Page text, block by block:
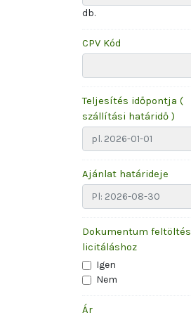
db.
CPV Kód
Teljesítés időpontja (
szállítási határidő )
Ajánlat határideje
Dokumentum feltöltés
licitáláshoz
Igen
Nem
Ár